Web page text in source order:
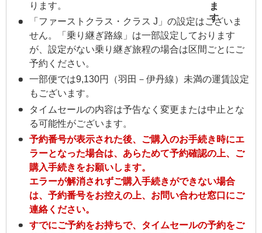
ります。
「ファーストクラス・クラス J」の設定はございま
せん。「乗り継ぎ路線」は一部設定しております
が、設定がない乗り継ぎ旅程の場合は区間ごとにご
予約ください。
一部便では9,130円（羽田－伊丹線）未満の運賃設定
もございます。
タイムセールの内容は予告なく変更または中止とな
る可能性がございます。
予約番号が表示された後、ご購入のお手続き時にエ
ラーとなった場合は、あらためて予約確認の上、ご
購入手続きをお願いします。
エラーが解消されずご購入手続きができない場合
は、予約番号をお控えの上、お問い合わせ窓口にご
連絡ください。
すでにご予約をお持ちで、タイムセールの予約をご